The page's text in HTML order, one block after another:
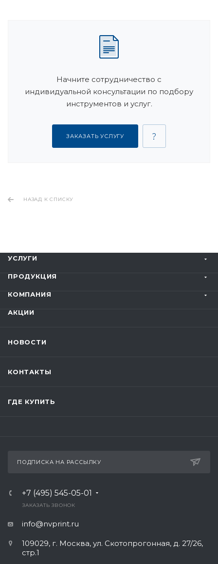
Начните сотрудничество с
индивидуальной консультации по подбору
инструментов и услуг.
ЗАКАЗАТЬ УСЛУГУ
НАЗАД К СПИСКУ
УСЛУГИ
ПРОДУКЦИЯ
КОМПАНИЯ
АКЦИИ
НОВОСТИ
КОНТАКТЫ
ГДЕ КУПИТЬ
ПОДПИСКА НА РАССЫЛКУ
+7 (495) 545-05-01
ЗАКАЗАТЬ ЗВОНОК
info@nvprint.ru
109029, г. Москва, ул. Скотопрогонная, д. 27/26,
стр.1